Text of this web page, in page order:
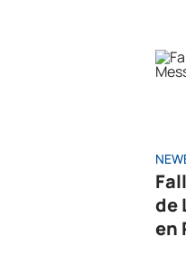
de
en